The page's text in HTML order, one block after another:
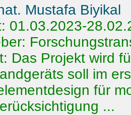
Mustafa Biyikal
01.03.2023-
Das Projekt wird
soll im
für
...